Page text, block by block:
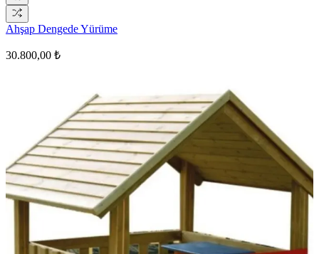
Ahşap Dengede Yürüme
30.800,00 ₺